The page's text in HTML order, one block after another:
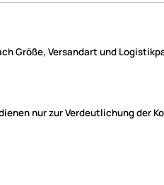
Größe, Versandart und
nur zur Verdeutlichung der